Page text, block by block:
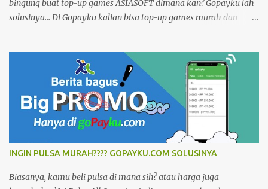
bingung buat top-up games ASIASOFT dimana kan? Gopayku lah
solusinya... Di Gopayku kalian bisa top-up games murah dan
Gopayku juga ada lhoo... Dan buka selama 24 Jam Untuk cara
pembayarannya bisa langsung melalui aplikasi Gopayku bisa
bayar dari mana saja Tersedia versi website dan smartphone
android Informasi selengkapnya kunjungi di
https://www.gopayku.com/ Tutorial dan buku petunjuk kunjungi
di https://www.gopayku.com/help Instal Aplikasinya
https://play.google.com/store/apps/details?id=com.mob.gopayku
Prabayar, Cek Tagihan, Aplikasi, Gratis, m Banking, e Payment,
INGIN PULSA MURAH???? GOPAYKU.COM SOLUSINYA
Biasanya, kamu beli pulsa di mana sih? atau harga juga